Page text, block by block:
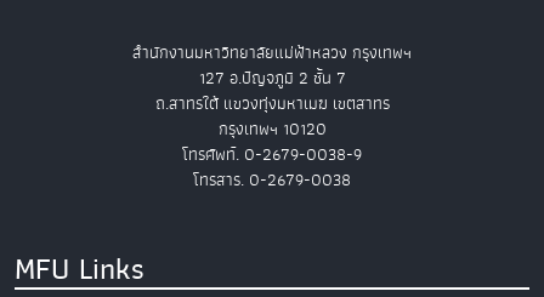
สำนักงานมหาวิทยาลัยแม่ฟ้าหลวง กรุงเทพฯ
127 อ.ปัญจภูมิ 2 ชั้น 7
ถ.สาทรใต้ แขวงทุ่งมหาเมฆ เขตสาทร
กรุงเทพฯ 10120
โทรศัพท์. 0-2679-0038-9
โทรสาร. 0-2679-0038
MFU Links